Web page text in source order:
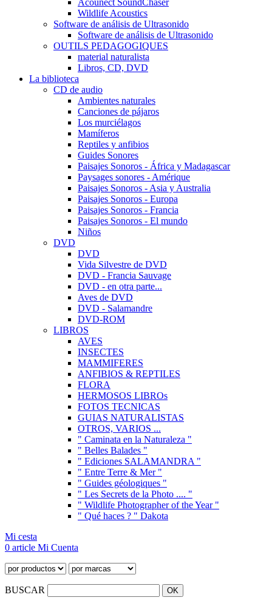
Acounect SoundChaser
Wildlife Acoustics
Software de análisis de Ultrasonido
Software de análisis de Ultrasonido
OUTILS PEDAGOGIQUES
material naturalista
Libros, CD, DVD
La biblioteca
CD de audio
Ambientes naturales
Canciones de pájaros
Los murciélagos
Mamíferos
Reptiles y anfibios
Guides Sonores
Paisajes Sonoros - África y Madagascar
Paysages sonores - Amérique
Paisajes Sonoros - Asia y Australia
Paisajes Sonoros - Europa
Paisajes Sonoros - Francia
Paisajes Sonoros - El mundo
Niños
DVD
DVD
Vida Silvestre de DVD
DVD - Francia Sauvage
DVD - en otra parte...
Aves de DVD
DVD - Salamandre
DVD-ROM
LIBROS
AVES
INSECTES
MAMMIFERES
ANFIBIOS & REPTILES
FLORA
HERMOSOS LIBROs
FOTOS TECNICAS
GUIAS NATURALISTAS
OTROS, VARIOS ...
" Caminata en la Naturaleza "
" Belles Balades "
" Ediciones SALAMANDRA "
" Entre Terre & Mer "
" Guides géologiques "
" Les Secrets de la Photo .... "
" Wildlife Photographer of the Year "
" Qué haces ? " Dakota
Mi cesta
0 article Mi Cuenta
BUSCAR